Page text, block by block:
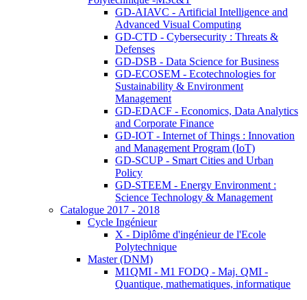
GD-AIAVC - Artificial Intelligence and
Advanced Visual Computing
GD-CTD - Cybersecurity : Threats &
Defenses
GD-DSB - Data Science for Business
GD-ECOSEM - Ecotechnologies for
Sustainability & Environment
Management
GD-EDACF - Economics, Data Analytics
and Corporate Finance
GD-IOT - Internet of Things : Innovation
and Management Program (IoT)
GD-SCUP - Smart Cities and Urban
Policy
GD-STEEM - Energy Environment :
Science Technology & Management
Catalogue 2017 - 2018
Cycle Ingénieur
X - Diplôme d'ingénieur de l'Ecole
Polytechnique
Master (DNM)
M1QMI - M1 FODQ - Maj. QMI -
Quantique, mathematiques, informatique